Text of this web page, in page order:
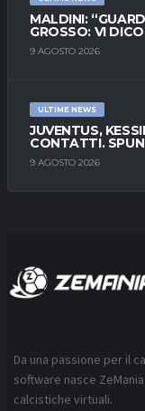
MALDINI:
GROSSO: VI
9 AGOSTO 2026
ULTIME NEWS
JUVENTUS,
CONTATTI.
9 AGOSTO 2026
Da una passione per il
software nasce
calcistiche virtuali.